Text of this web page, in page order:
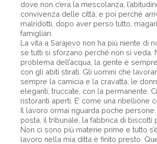
dove non c’era la mescolanza,
convivenza delle città; e poi perché
malridotti, dopo aver perso tutto,
famigliari.
La vita a Sarajevo non ha più niente di
se tutti si sforzano perché non si veda.
problema dell’acqua, la gente è
con gli abiti stirati. Gli uomini che
sempre la camicia e la cravatta, le
eleganti, truccate, con la permanente.
ristoranti aperti. E’ come una ribellione
Il lavoro ormai riguarda poche
posta, il tribunale, la fabbrica di biscotti
Non ci sono più materie prime e tutto
lavoro nella mia ditta è finito presto.